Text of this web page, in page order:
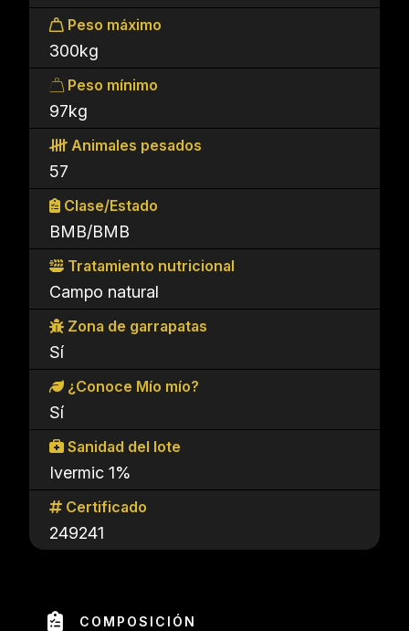
Peso máximo
300kg
Peso mínimo
97kg
Animales pesados
57
Clase/Estado
BMB/BMB
Tratamiento nutricional
Campo natural
Zona de garrapatas
Sí
¿Conoce Mío mío?
Sí
Sanidad del lote
Ivermic 1%
Certificado
249241
COMPOSICIÓN